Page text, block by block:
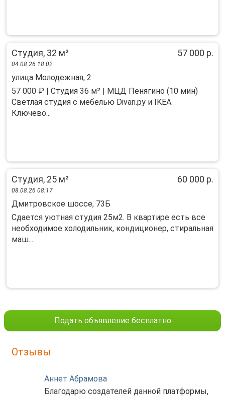
Студия, 32 м² 57 000 р.
04.08.26 18:02
улица Молодежная, 2
57 000 ₽ | Студия 36 м² | МЦД Пенягино (10 мин)
Светлая студия с мебелью Divan.ру и IKEA.
Ключево...
Студия, 25 м² 60 000 р.
08.08.26 08:17
Дмитровское шоссе, 73Б
Сдается уютная студия 25м2. В квартире есть все
необходимое холодильник, кондиционер, стиральная
маш...
Подать объявление бесплатно
Отзывы
Аннет Абрамова
Благодарю создателей данной платформы,